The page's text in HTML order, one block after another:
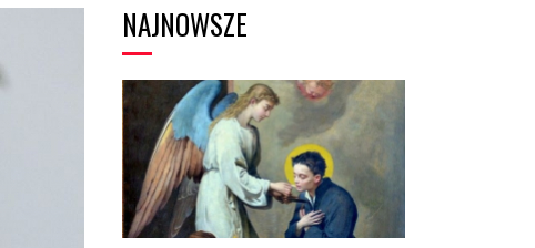
NAJNOWSZE